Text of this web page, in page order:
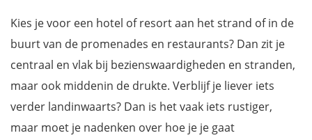
Kies je voor een hotel of resort aan het strand of in de
buurt van de promenades en restaurants? Dan zit je
centraal en vlak bij bezienswaardigheden en stranden,
maar ook middenin de drukte. Verblijf je liever iets
verder landinwaarts? Dan is het vaak iets rustiger,
maar moet je nadenken over hoe je je gaat